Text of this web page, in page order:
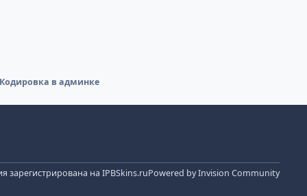
Кодировка в админке
зарегистрирована на IPBSkins.ruPowered byInvision Community